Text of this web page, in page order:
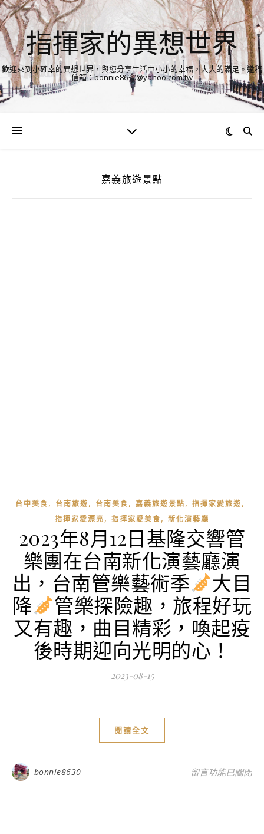
指揮家的異想世界
歡迎來到小確幸的異想世界，與您分享生活中小小的幸福，大大的滿足。邀稿
信箱：bonnie8630@yahoo.com.tw
嘉義旅遊景點
台中美食, 台南旅遊, 台南美食, 嘉義旅遊景點, 指揮家愛旅遊,
指揮家愛漂亮, 指揮家愛美食, 新化演藝廳
2023年8月12日基隆交響管
樂團在台南新化演藝廳演
出，台南管樂藝術季
大目
降
管樂探險趣，旅程好玩
又有趣，曲目精彩，喚起疫
後時期迎向光明的心！
2023-08-15
閱讀全文
bonnie8630 在〈2023年8月
留言功能已關閉